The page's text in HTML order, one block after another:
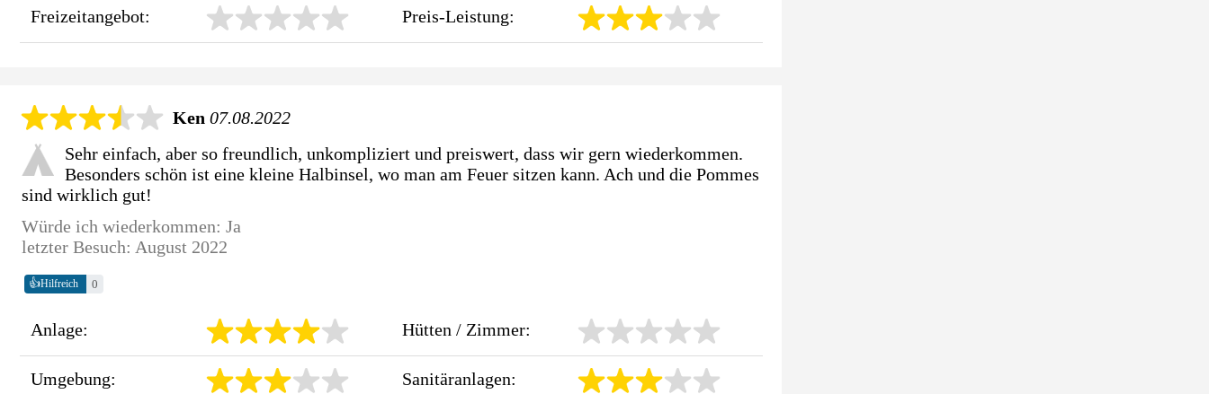
Freizeitangebot: Preis-Leistung:
Ken 07.08.2022
Sehr einfach, aber so freundlich, unkompliziert und preiswert, dass wir gern wiederkommen.
Besonders schön ist eine kleine Halbinsel, wo man am Feuer sitzen kann. Ach und die Pommes
sind wirklich gut!
Würde ich wiederkommen: Ja
letzter Besuch: August 2022
👍Hilfreich 0
Anlage:
Umgebung:
Hütten / Zimmer:
Sanitäranlagen: